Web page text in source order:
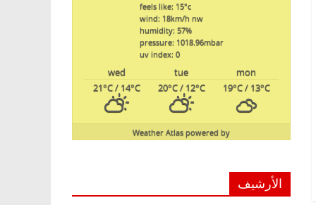
feels like: 15°c
wind: 18km/h nw
humidity: 57%
pressure: 1018.96mbar
uv index: 0
mon
tue
wed
19°C/ 13°C
20°C/ 12°C
21°C/ 14°C
powered by
Weather Atlas
الأرشيف